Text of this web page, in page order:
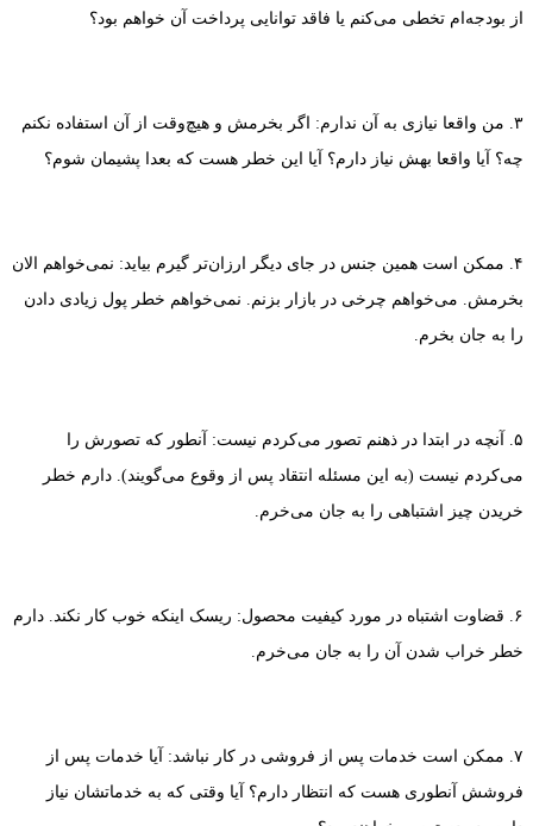
از بودجه‌ام تخطی می‌کنم یا فاقد توانایی پرداخت آن خواهم بود؟
۳. من واقعا نیازی به آن ندارم: اگر بخرمش و هیچ‌وقت از آن استفاده نکنم
چه؟ آیا واقعا بهش نیاز دارم؟ آیا این خطر هست که بعدا پشیمان شوم؟
۴. ممکن است همین جنس در جای دیگر ارزان‌تر گیرم بیاید: نمی‌خواهم الان
بخرمش. می‌خواهم چرخی در بازار بزنم. نمی‌خواهم خطر پول زیادی دادن
را به جان بخرم.
۵. آنچه در ابتدا در ذهنم تصور می‌کردم نیست: آنطور که تصورش را
می‌کردم نیست (به این مسئله انتقاد پس از وقوع می‌گویند). دارم خطر
خریدن چیز اشتباهی را به جان می‌خرم.
۶. قضاوت اشتباه در مورد کیفیت محصول: ریسک اینکه خوب کار نکند. دارم
خطر خراب شدن آن را به جان می‌خرم.
۷. ممکن است خدمات پس از فروشی در کار نباشد: آیا خدمات پس از
فروشش آنطوری هست که انتظار دارم؟ آیا وقتی که به خدماتشان نیاز